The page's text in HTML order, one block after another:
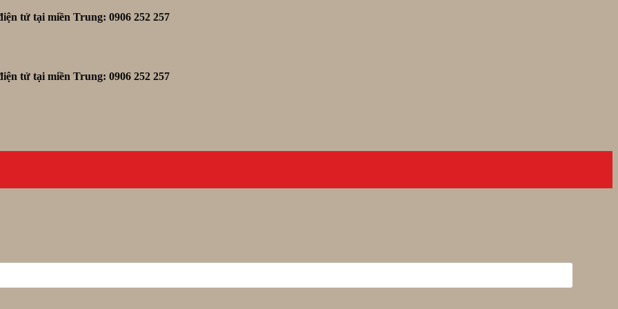
tử tại miền Trung: 0906 252 257
tử tại miền Trung: 0906 252 257